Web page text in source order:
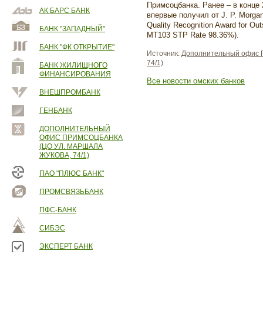
АК БАРС БАНК
БАНК "ЗАПАДНЫЙ"
БАНК "ФК ОТКРЫТИЕ"
БАНК ЖИЛИЩНОГО
ФИНАНСИРОВАНИЯ
ВНЕШПРОМБАНК
ГЕНБАНК
ДОПОЛНИТЕЛЬНЫЙ
ОФИС ПРИМСОЦБАНКА
(ЦО УЛ. МАРШАЛА
ЖУКОВА, 74/1)
ПАО "ПЛЮС БАНК"
ПРОМСВЯЗЬБАНК
ПФС-БАНК
СИБЭС
ЭКСПЕРТ БАНК
Примсоцбанка. Ранее – в конце
впервые получил от J. P.
Quality Recognition Award for
MT103 STP Rate 98.36%).
Источник: Дополнительный офис
74/1)
Все новости омских банков